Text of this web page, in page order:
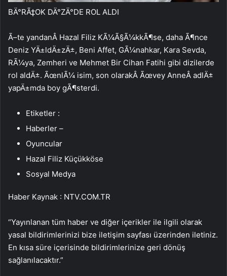
BÄ°RÃ‡OK DÄ°ZÄ°DE ROL ALDI
Ã–te yandanÂ Hazal Filiz KÃ¼Ã§Ã¼kkÃ¶se, daha Ã¶nce
Deniz YÄ±ldÄ±zÄ±, Beni Affet, GÃ¼nahkar, Kara Sevda,
RÃ¼ya, Zemheri ve Mehmet Bir Cihan Fatihi gibi dizilerde
rol aldÄ±. ÃœnlÃ¼ isim, son olarakÂ Ãœvey AnneÂ adlÄ±
yapÄ±mda boy gÃ¶sterdi.
Etiketler :
Haberler –
Oyuncular
Hazal Filiz Küçükköse
Sosyal Medya
Haber Kaynak : NTV.COM.TR
“Yayınlanan tüm haber ve diğer içerikler ile ilgili olarak
yasal bildirimlerinizi bize iletişim sayfası üzerinden iletiniz.
En kısa süre içerisinde bildirimlerinize geri dönüş
sağlanılacaktır.”